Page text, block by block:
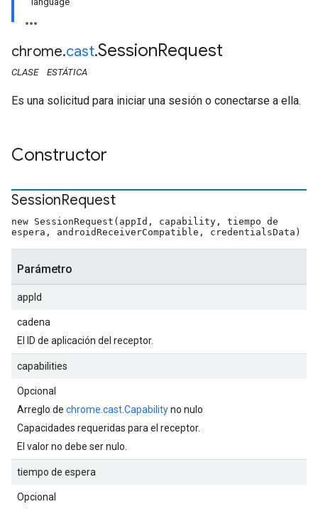
chrome.cast.SessionRequest
CLASE ESTÁTICA
Es una solicitud para iniciar una sesión o conectarse a ella.
Constructor
SessionRequest
new SessionRequest(appId, capability, tiempo de
espera, androidReceiverCompatible, credentialsData)
Parámetro
appId
cadena
El ID de aplicación del receptor.
capabilities
Opcional
Arreglo de chrome.cast.Capabilityno nulo
Capacidades requeridas para el receptor.
El valor no debe ser nulo.
tiempo de espera
Opcional